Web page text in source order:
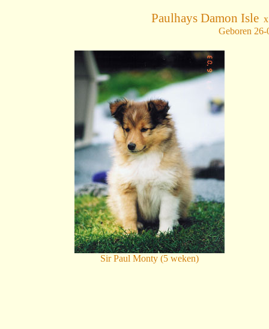
Paulhays Damon Isle
Geboren
Sir Paul Monty (5 weken)